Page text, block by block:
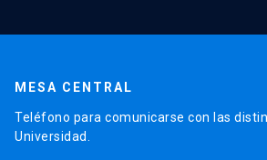
MESA CENTRAL
Teléfono para comunicarse con las
Universidad.